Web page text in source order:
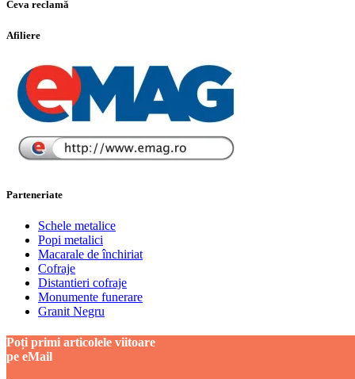
Ceva reclamă
Afiliere
Parteneriate
Schele metalice
Popi metalici
Macarale de închiriat
Cofraje
Distantieri cofraje
Monumente funerare
Granit Negru
Poți primi articolele viitoare
pe eMail